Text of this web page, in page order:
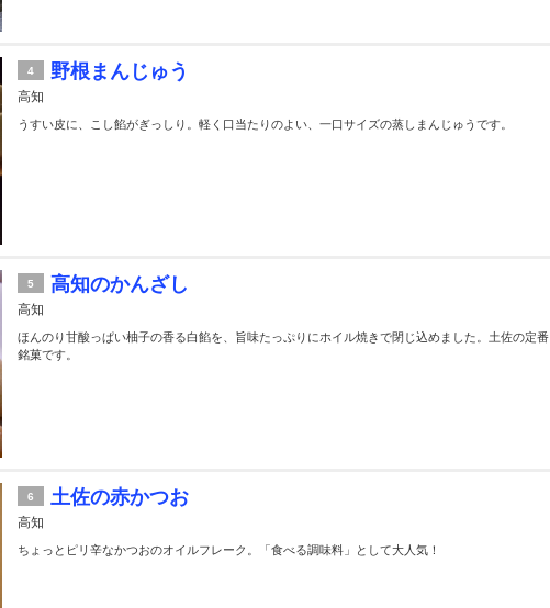
4 野根まんじゅう
高知
うすい皮に、こし餡がぎっしり。軽く口当たりのよい、一口サイズの蒸しまんじゅうです。
5 高知のかんざし
高知
ほんのり甘酸っぱい柚子の香る白餡を、旨味たっぷりにホイル焼きで閉じ込めました。土佐の定番
銘菓です。
6 土佐の赤かつお
高知
ちょっとピリ辛なかつおのオイルフレーク。「食べる調味料」として大人気！